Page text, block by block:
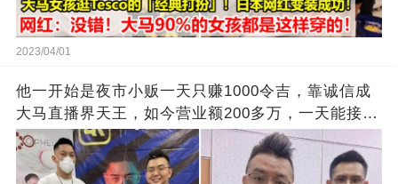
2023/04/01
他一开始是夜市小贩一天只赚1000令吉，靠诚信成
大马直播界天王，如今营业额200多万，一天能接上
万单